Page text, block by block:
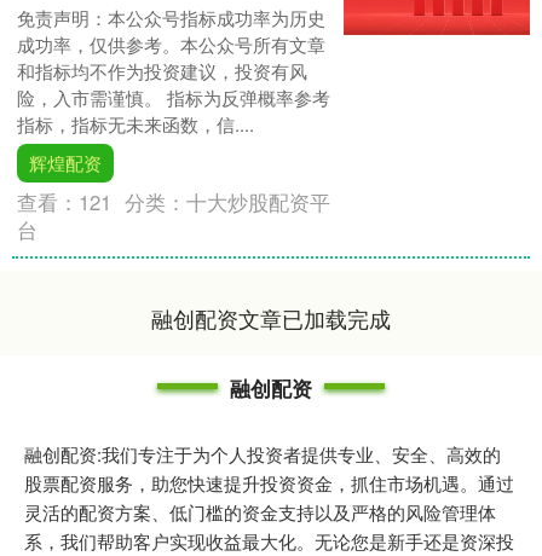
免责声明：本公众号指标成功率为历史
成功率，仅供参考。本公众号所有文章
和指标均不作为投资建议，投资有风
险，入市需谨慎。 指标为反弹概率参考
指标，指标无未来函数，信....
辉煌配资
查看： 121 分类：十大炒股配资平
台
融创配资文章已加载完成
融创配资
融创配资:我们专注于为个人投资者提供专业、安全、高效的
股票配资服务，助您快速提升投资资金，抓住市场机遇。通过
灵活的配资方案、低门槛的资金支持以及严格的风险管理体
系，我们帮助客户实现收益最大化。无论您是新手还是资深投